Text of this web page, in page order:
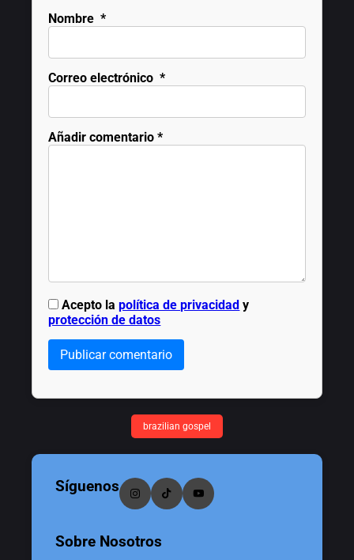
Nombre *
Correo electrónico *
Añadir comentario *
Acepto lapolítica de privacidad y
protección de datos
Publicar comentario
brazilian gospel
Síguenos
Sobre Nosotros